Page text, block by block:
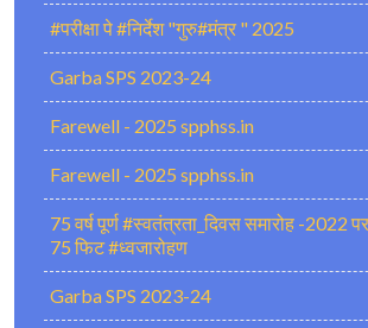
#परीक्षा पे #निर्देश "गुरु#मंत्र " 2025
Garba SPS 2023-24
Farewell - 2025 spphss.in
Farewell - 2025 spphss.in
75 वर्ष पूर्ण #स्वतंत्रता_दिवस समारोह -2022
75 फिट #ध्वजारोहण
Garba SPS 2023-24